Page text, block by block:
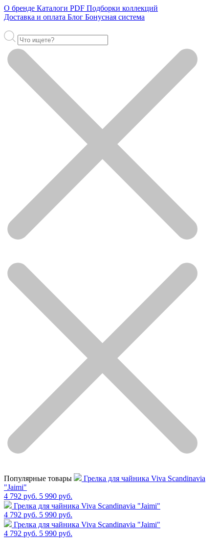
О бренде Каталоги PDF Подборки коллекций
Доставка и оплата Блог Бонусная система
Популярные товары
Грелка для чайника Viva Scandinavia
"Jaimi"
4 792 руб. 5 990 руб.
Грелка для чайника Viva Scandinavia "Jaimi"
4 792 руб. 5 990 руб.
Грелка для чайника Viva Scandinavia "Jaimi"
4 792 руб. 5 990 руб.